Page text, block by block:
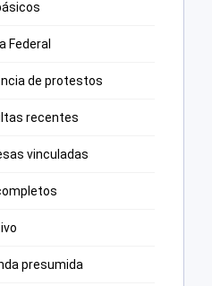
Federal
de protestos
recentes
vinculadas
presumida